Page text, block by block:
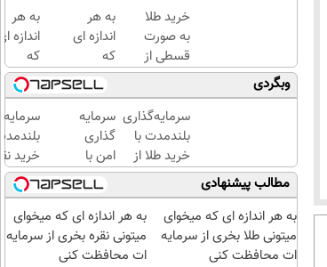
خرید طلا
به صورت
قسطی از
دیجی‌کالا
(
پرداخت
12 ماهه
)
به هر
اندازه ای
که
میخوای
میتونی
نقره
بخری از
سرمایه
ات
محافظت
کنی
به هر
اندازه
که
میخوای
میتونی
طلا
از
سرمایه
ات
کنی
وبگردی
سرمایه‌گذاری
بلندمدت با
خرید طلا از
دیجی‌کالا
سرمایه
گذاری
امن با
طلا و
نقره |
دیجی
کالا
خرید
مطالب پیشنهادی
به هر اندازه ای که میخوای
میتونی طلا بخری از سرمایه
ات محافظت کنی
به هر اندازه ای که میخوای
میتونی نقره بخری از سرمایه
ات محافظت کنی